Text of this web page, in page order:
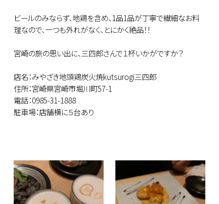
ビールのみならず、地鶏を含め、1品1品が丁寧で繊細なお料
理なので、一つも外れがなく、とにかく絶品！！
宮崎の旅の思い出に、三四郎さんで１杯いかがですか？
店名：みやざき地頭鶏炭火焼kutsurogi三四郎
住所：宮崎県宮崎市堀川町57-1
電話：0985-31-1888
駐車場：店舗横に５台あり